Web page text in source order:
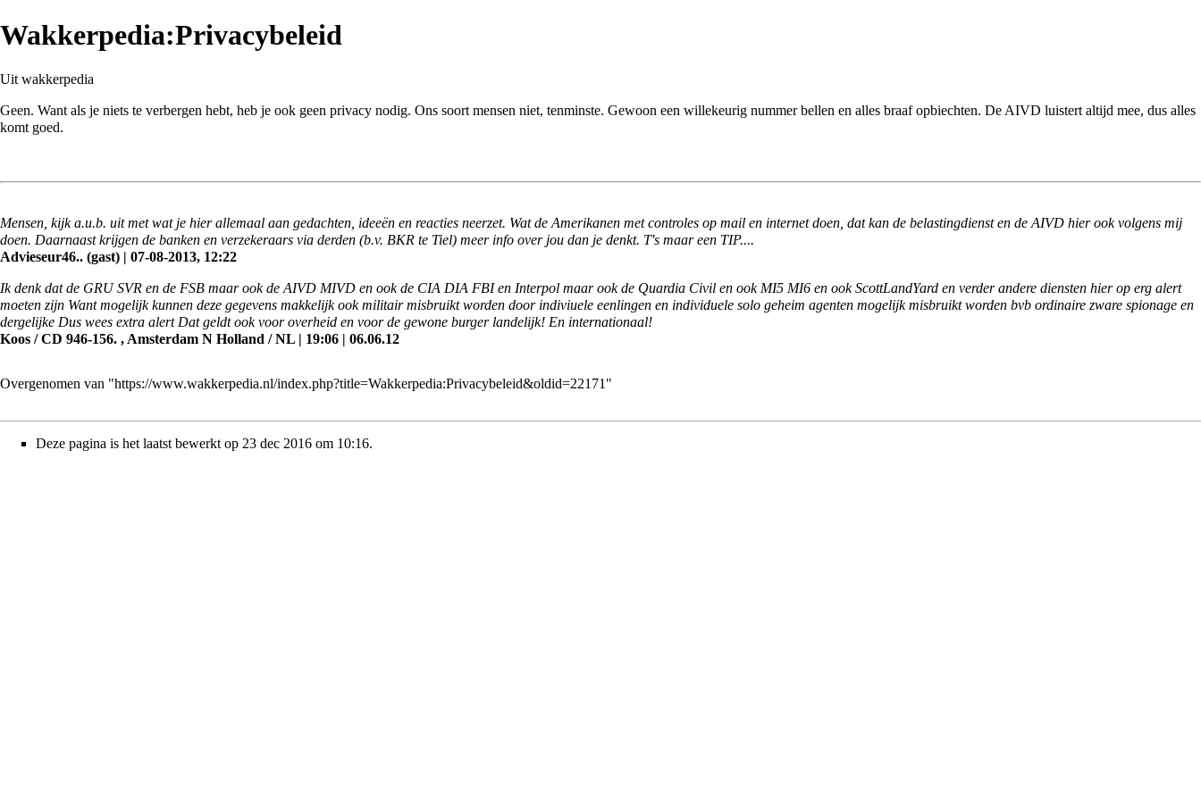
Wakkerpedia:Privacybeleid
Uit wakkerpedia
Geen. Want als je niets te verbergen hebt, heb je ook geen privacy nodig. Ons soort mensen niet, tenminste. Gewoon een willekeurig nummer bellen en alles braaf opbiechten. De AIVD luistert altijd mee, dus alles
komt goed.
Mensen, kijk a.u.b. uit met wat je hier allemaal aan gedachten, ideeën en reacties neerzet. Wat de Amerikanen met controles op mail en internet doen, dat kan de belastingdienst en de AIVD hier ook volgens mij
doen. Daarnaast krijgen de banken en verzekeraars via derden (b.v. BKR te Tiel) meer info over jou dan je denkt. T's maar een TIP....
Advieseur46.. (gast) | 07-08-2013, 12:22
Ik denk dat de GRU SVR en de FSB maar ook de AIVD MIVD en ook de CIA DIA FBI en Interpol maar ook de Quardia Civil en ook MI5 MI6 en ook ScottLandYard en verder andere diensten hier op erg alert
moeten zijn Want mogelijk kunnen deze gegevens makkelijk ook militair misbruikt worden door indiviuele eenlingen en individuele solo geheim agenten mogelijk misbruikt worden bvb ordinaire zware spionage en
dergelijke Dus wees extra alert Dat geldt ook voor overheid en voor de gewone burger landelijk! En internationaal!
Koos / CD 946-156. , Amsterdam N Holland / NL | 19:06 | 06.06.12
Overgenomen van "https://www.wakkerpedia.nl/index.php?title=Wakkerpedia:Privacybeleid&oldid=22171 "
Deze pagina is het laatst bewerkt op 23 dec 2016 om 10:16.